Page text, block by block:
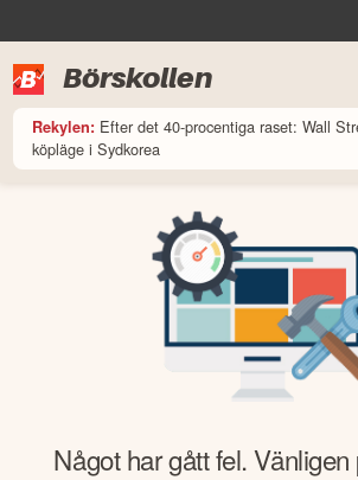
Börskollen
Rekylen: Efter det 40-procentiga raset: Wall
köpläge i Sydkorea
Något har gått fel.